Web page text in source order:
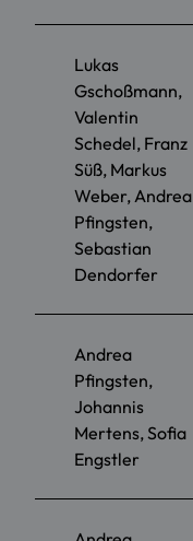
Lukas
Gschoßmann,
Valentin
Schedel, Franz
Süß, Markus
Weber, Andrea
Pfingsten,
Sebastian
Dendorfer
Andrea
Pfingsten,
Johannis
Mertens, Sofia
Engstler